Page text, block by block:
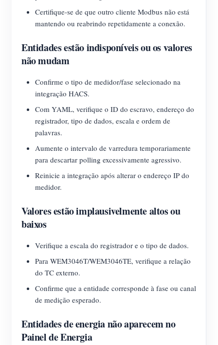
Certifique-se de que outro cliente Modbus não está
mantendo ou reabrindo repetidamente a conexão.
Entidades estão indisponíveis ou os valores
não mudam
Confirme o tipo de medidor/fase selecionado na
integração HACS.
Com YAML, verifique o ID do escravo, endereço do
registrador, tipo de dados, escala e ordem de
palavras.
Aumente o intervalo de varredura temporariamente
para descartar polling excessivamente agressivo.
Reinicie a integração após alterar o endereço IP do
medidor.
Valores estão implausivelmente altos ou
baixos
Verifique a escala do registrador e o tipo de dados.
Para WEM3046T/WEM3046TE, verifique a relação
do TC externo.
Confirme que a entidade corresponde à fase ou canal
de medição esperado.
Entidades de energia não aparecem no
Painel de Energia